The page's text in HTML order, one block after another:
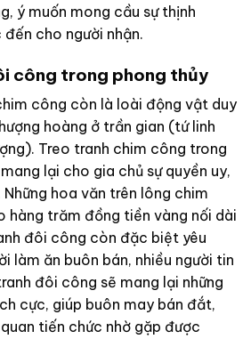
ý muốn mong cầu sự thịnh
cho người nhận.
công trong phong thủy
công còn là loài động vật duy
hoàng ở trần gian (tứ linh
Treo tranh chim công trong
lại cho gia chủ sự quyền uy,
hoa văn trên lông chim
hàng trăm đồng tiền vàng nối dài
đôi công còn đặc biệt yêu
làm ăn buôn bán, nhiều người tin
đôi công sẽ mang lại những
cực, giúp buôn may bán đắt,
tiến chức nhờ gặp được